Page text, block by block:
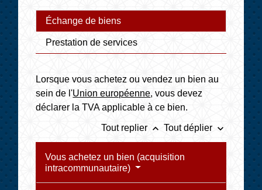
Échange de biens
Prestation de services
Lorsque vous achetez ou vendez un bien au
sein de l'Union européenne, vous devez
déclarer la TVA applicable à ce bien.
Tout replier keyboard_arrow_up Tout déplier keyboard_arrow_down
Vous achetez un bien (acquisition
intracommunautaire)